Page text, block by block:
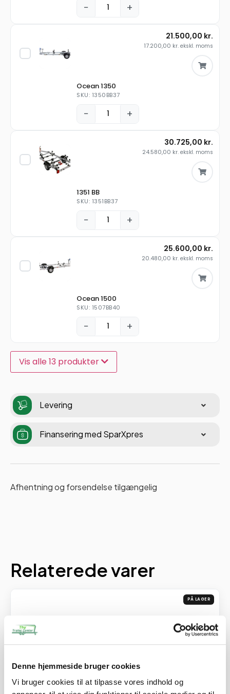
Denne hjemmeside bruger cookies
Vi bruger cookies til at tilpasse vores indhold og
− +
Ocean 1350
SKU: 1350BB37
− +
21.500,00 kr.
17.200,00 kr. ekskl. moms
1351 BB
SKU: 1351BB37
− +
30.725,00 kr.
24.580,00 kr. ekskl. moms
Ocean 1500
SKU: 1507BB40
− +
25.600,00 kr.
20.480,00 kr. ekskl. moms
Vis alle 13 produkter
Levering
Finansering med SparXpres
Afhentning og forsendelse tilgængelig
Relaterede varer
PÅ LAGER